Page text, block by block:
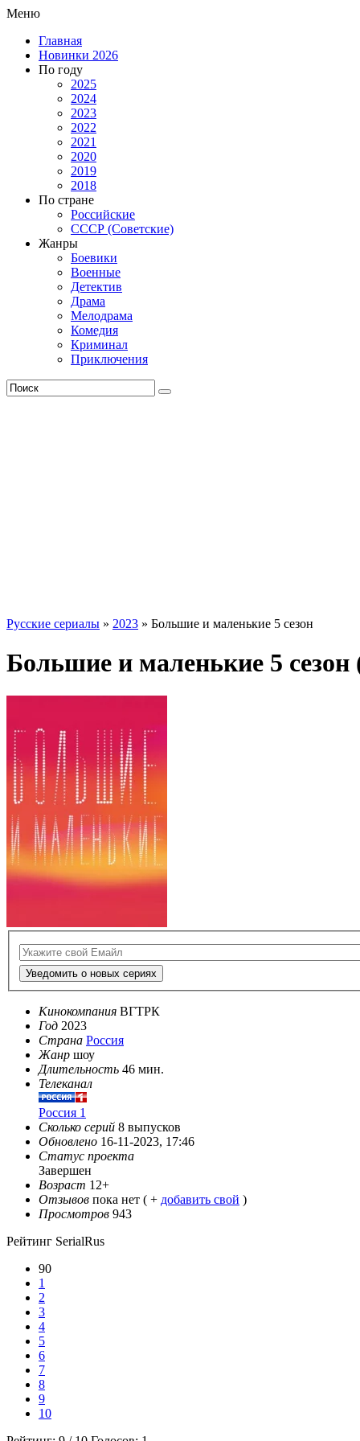
Меню
Главная
Новинки 2026
По году
2025
2024
2023
2022
2021
2020
2019
2018
По стране
Российские
СССР (Советские)
Жанры
Боевики
Военные
Детектив
Драма
Мелодрама
Комедия
Криминал
Приключения
Русские сериалы » 2023 » Большие и маленькие 5 сезон
Большие и маленькие 5
Уведомить о новых сериях
Кинокомпания ВГТРК
Год 2023
Страна Россия
Жанр шоу
Длительность 46 мин.
Телеканал
Россия 1
Сколько серий 8 выпусков
Обновлено 16-11-2023, 17:46
Статус проекта
Завершен
Возраст 12+
Отзывов пока нет ( + добавить свой )
Просмотров 943
Рейтинг SerialRus
90
1
2
3
4
5
6
7
8
9
10